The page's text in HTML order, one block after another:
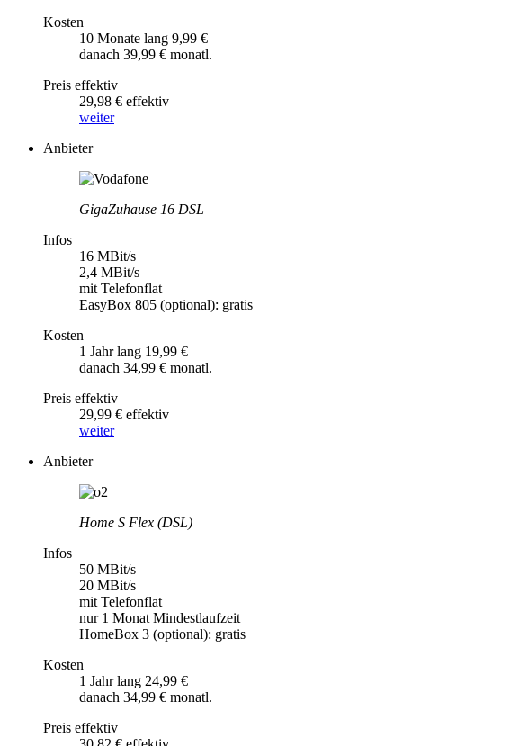
Kosten
10 Monate lang 9,99 €
danach 39,99 € monatl.
Preis effektiv
29,98 € effektiv
weiter
Anbieter
GigaZuhause 16 DSL
Infos
16 MBit/s
2,4 MBit/s
mit Telefonflat
EasyBox 805 (optional): gratis
Kosten
1 Jahr lang 19,99 €
danach 34,99 € monatl.
Preis effektiv
29,99 € effektiv
weiter
Anbieter
Home S Flex (DSL)
Infos
50 MBit/s
20 MBit/s
mit Telefonflat
nur 1 Monat Mindestlaufzeit
HomeBox 3 (optional): gratis
Kosten
1 Jahr lang 24,99 €
danach 34,99 € monatl.
Preis effektiv